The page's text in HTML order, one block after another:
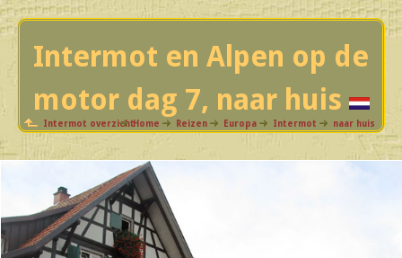
Intermot en Alpen op de
motor dag 7, naar huis
Intermot overzichtHome Reizen Europa Intermot naar huis